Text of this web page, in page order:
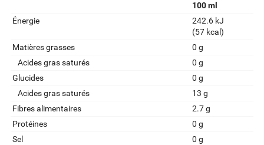
100 ml
Énergie
242.6 kJ
(57 kcal)
Matières grasses
0 g
Acides gras saturés
0 g
Glucides
0 g
Acides gras saturés
13 g
Fibres alimentaires
2.7 g
Protéines
0 g
Sel
0 g